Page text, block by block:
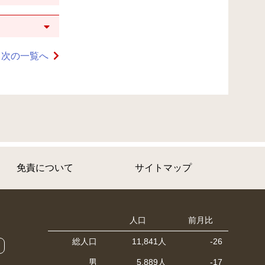
次の一覧へ
免責について サイトマップ
人口 前月比
総人口 11,841人 -26
男 5,889人 -17